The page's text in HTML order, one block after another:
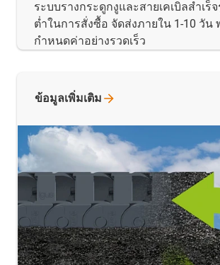
ระบบรางกระดูกงูและสายเคเบิลสำเร็
ต่ำในการสั่งซื้อ จัดส่งภายใน 1-10 วัน
กำหนดค่าอย่างรวดเร็ว
ข้อมูลเพิ่มเติม